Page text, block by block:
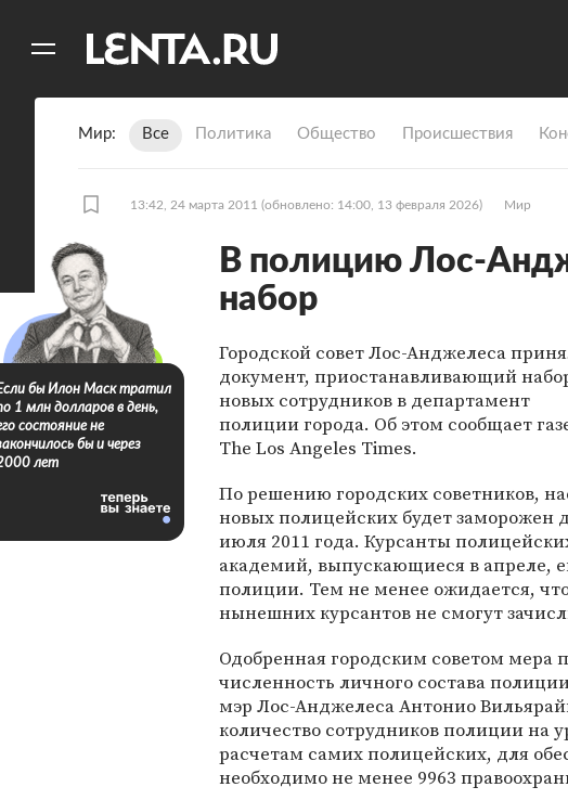
Мир Все Политика Общество Происшествия
13:42, 24 марта 2011 (обновлено: 14:00, 13 февраля 2026) Мир
В полицию Лос-
набор
Городской совет Лос-Анджелеса
документ, приостанавливающий
новых сотрудников в департамент
полиции города. Об этом сообщает
The Los Angeles Times.
По решению городских советников,
новых полицейских будет заморожен
июля 2011 года. Курсанты
академий, выпускающиеся в апреле,
полиции. Тем не менее ожидается,
нынешних курсантов не смогут
Одобренная городским советом мера
численность личного состава
мэр Лос-Анджелеса Антонио
количество сотрудников полиции на
расчетам самих полицейских, для
необходимо не менее 9963
бы Илон Маск тратил
1 млн долларов в день,
состояние не
бы и через
лет